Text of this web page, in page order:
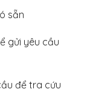
sẵn
gửi yêu cầu
để tra cứu